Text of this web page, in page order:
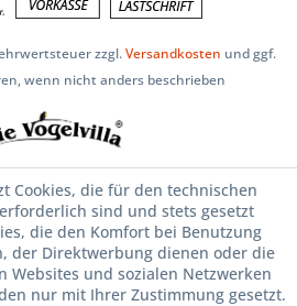
zzgl.Versandkosten und ggf.
wenn nicht anders beschrieben
Cookies, die für den technischen
sind und stets gesetzt
die den Komfort bei Benutzung
der Direktwerbung dienen oder die
Websites und sozialen Netzwerken
nur mit Ihrer Zustimmung gesetzt.